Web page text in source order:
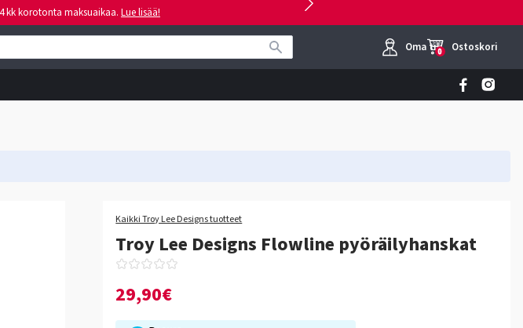
kk korotonta maksuaikaa. Lue lisää!
Oma tili
0 Ostoskori
Kaikki Troy Lee Designs tuotteet
Troy Lee Designs Flowline pyöräilyhanskat
29,90€